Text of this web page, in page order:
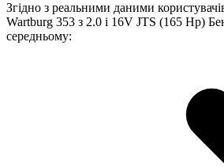
Згідно з реальними даними
Wartburg 353 з 2.0 i 16V JTS (165 Hp)
середньому: